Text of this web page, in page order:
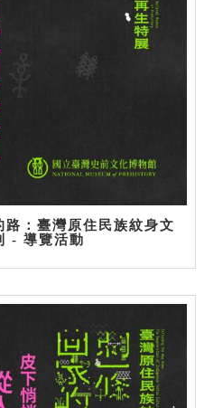
路：臺灣原住民族紋身文
- 導覽活動